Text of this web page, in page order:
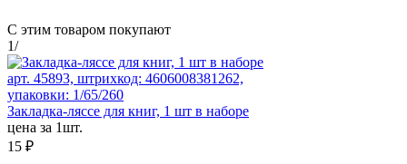
С этим товаром покупают
1/
арт. 45893, штрихкод: 4606008381262,
упаковки: 1/65/260
Закладка-ляссе для книг, 1 шт в наборе
цена за 1шт.
15 ₽